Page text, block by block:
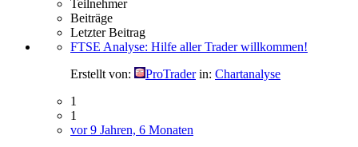
Teilnehmer
Beiträge
Letzter Beitrag
FTSE Analyse: Hilfe aller Trader willkommen!
Erstellt von:
ProTrader in: Chartanalyse
1
1
vor 9 Jahren, 6 Monaten